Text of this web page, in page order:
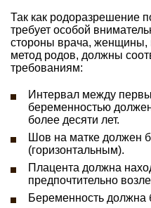
Так как родоразрешение
требует особой
стороны врача, женщины,
метод родов, должны
требованиям:
Интервал между
беременностью
более десяти лет.
Шов на матке должен
(горизонтальным).
Плацента должна
предпочтительно
Беременность должна